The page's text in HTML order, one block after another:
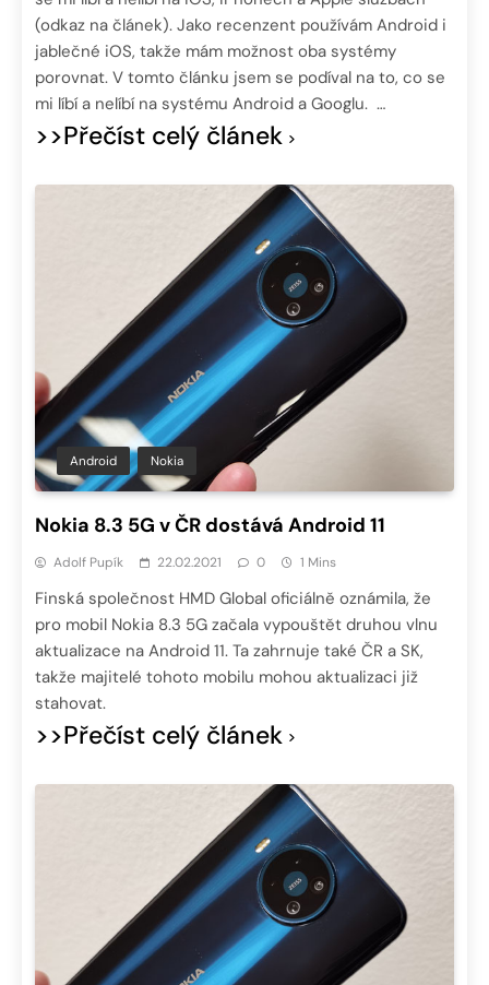
(odkaz na článek). Jako recenzent používám Android i
jablečné iOS, takže mám možnost oba systémy
porovnat. V tomto článku jsem se podíval na to, co se
mi líbí a nelíbí na systému Android a Googlu. …
>>Přečíst celý článek
Android Nokia
Nokia 8.3 5G v ČR dostává Android 11
Adolf Pupík 22.02.2021 0 1 Mins
Finská společnost HMD Global oficiálně oznámila, že
pro mobil Nokia 8.3 5G začala vypouštět druhou vlnu
aktualizace na Android 11. Ta zahrnuje také ČR a SK,
takže majitelé tohoto mobilu mohou aktualizaci již
stahovat.
>>Přečíst celý článek